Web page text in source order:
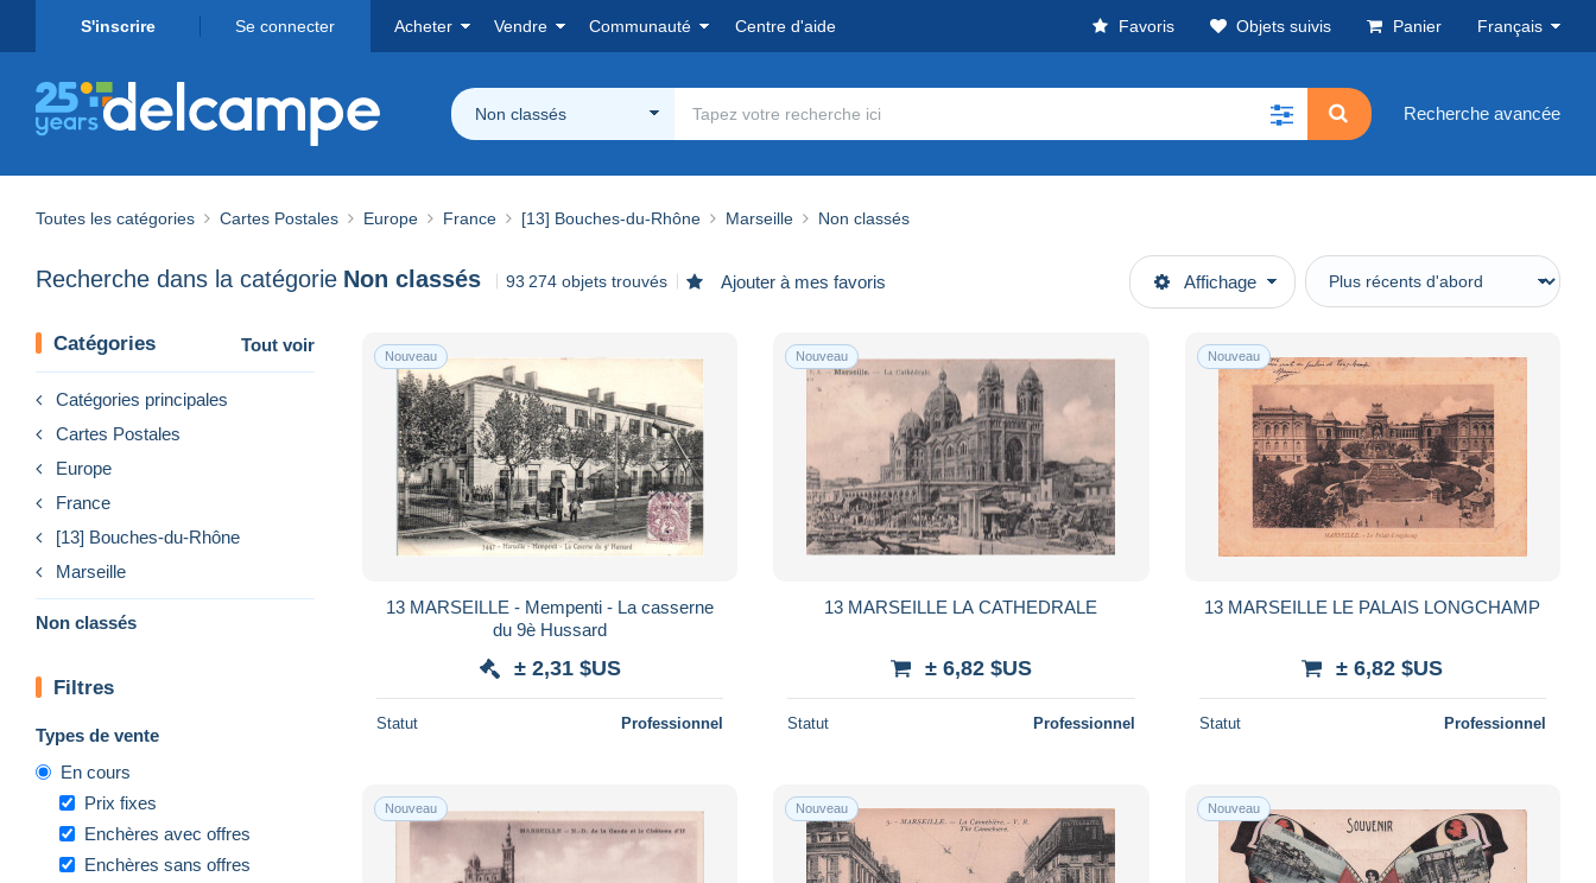
S'inscrire Se connecter Acheter Vendre Communauté Centre d'aide Favoris Objets suivis Panier Français
Non classés Recherche avancée
Toutes les catégories Cartes Postales Europe France [13] Bouches-du-Rhône Marseille Non classés
Recherche dans la catégorie Non classés 93 274 objets trouvés Ajouter à mes favoris Affichage
Catégories Tout voir
Catégories principales
Cartes Postales
Europe
France
[13] Bouches-du-Rhône
Marseille
Non classés
Filtres
Types de vente
En cours
Prix fixes
Enchères avec offres
Enchères sans offres
Nouveau
13 MARSEILLE - Mempenti - La casserne
du 9è Hussard
± 2,31 $US
Statut Professionnel
Nouveau
13 MARSEILLE LA CATHEDRALE
± 6,82 $US
Statut Professionnel
Nouveau
13 MARSEILLE LE PALAIS LONGCHAMP
± 6,82 $US
Statut Professionnel
Nouveau Nouveau Nouveau